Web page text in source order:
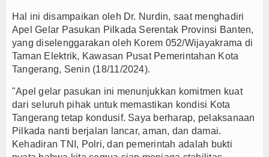
APBD Majalengka 2026 Naik Jadi Rp 3,14 Triliun,
Persib Gagal Juara, Ateng Sutisna Ajak
Bupati Majalengka Ajak Ribuan Bobotoh Doakan
Menteri UMKM Dorong APPI Perkuat Pasar
Hal ini disampaikan oleh Dr. Nurdin, saat menghadiri
Apel Gelar Pasukan Pilkada Serentak Provinsi Banten,
yang diselenggarakan oleh Korem 052/Wijayakrama di
Taman Elektrik, Kawasan Pusat Pemerintahan Kota
Tangerang, Senin (18/11/2024).
"Apel gelar pasukan ini menunjukkan komitmen kuat
dari seluruh pihak untuk memastikan kondisi Kota
Tangerang tetap kondusif. Saya berharap, pelaksanaan
Pilkada nanti berjalan lancar, aman, dan damai.
Kehadiran TNI, Polri, dan pemerintah adalah bukti